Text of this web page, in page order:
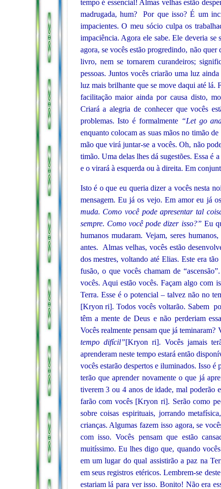
tempo é essencial! Almas velhas estão
madrugada, hum? Por que isso? É um
impacientes. O meu sócio culpa os
impaciência. Agora ele sabe. Ele deveria
agora, se vocês estão progredindo, não
livro, nem se tornarem curandeiros;
pessoas. Juntos vocês criarão uma luz
luz mais brilhante que se move daqui até lá.
facilitação maior ainda por causa disto,
Criará a alegria de conhecer que vocês
problemas. Isto é formalmente “Let go
enquanto colocam as suas mãos no timão
mão que virá juntar-se a vocês. Oh, não
timão. Uma delas lhes dá sugestões. Essa é
e o virará à esquerda ou à direita. Em
Isto é o que eu queria dizer a vocês nesta
mensagem. Eu já os vejo. Em amor eu já
muda. Como você pode apresentar tal
sempre. Como você pode dizer isso?” Eu
humanos mudaram. Vejam, seres
antes.
Almas velhas, vocês estão
dos mestres, voltando até Elias. Este era
fusão, o que vocês chamam de
vocês. Aqui estão vocês. Façam algo com
Terra. Esse é o potencial – talvez não no
[Kryon ri]. Todos vocês voltarão. Sabem
têm a mente de Deus e não perderiam
Vocês realmente pensam que já teminaram?
tempo difícil”[Kryon ri]. Vocês jamais
aprenderam neste tempo estará então
vocês estarão despertos e iluminados. Isso
terão que aprender novamente o que já
tiverem 3 ou 4 anos de idade, mal poderão
farão com vocês [Kryon ri]. Serão como
sobre coisas espirituais, jorrando
crianças. Algumas fazem isso agora, se
com isso. Vocês pensam que estão
muitíssimo. Eu lhes digo que, quando
em um lugar do qual assistirão a paz na
em seus registros etéricos. Lembrem-se
estariam lá para ver isso. Bonito! Não era